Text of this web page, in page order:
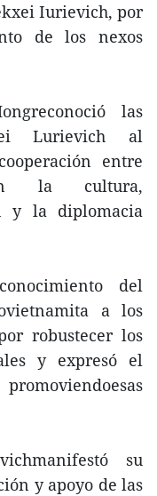
Iurievich, por
de los nexos
las
Lurievich al
entre
la cultura,
y la diplomacia
del
a los
robustecer los
y expresó el
su
y apoyo de las